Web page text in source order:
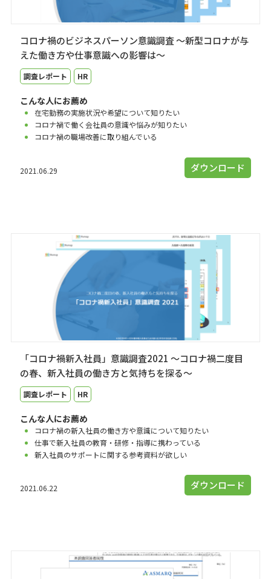
コロナ禍のビジネスパーソン意識調査 ～新型コロナが与
えた働き方や仕事意識への影響は～
調査レポート HR
こんな人にお薦め
在宅勤務の実施状況や希望について知りたい
コロナ禍で働く会社員の意識や悩みが知りたい
コロナ禍の職場改善に取り組んでいる
2021.06.29 ダウンロード
「コロナ禍新入社員」意識調査2021 ～コロナ禍二度目
の春、新入社員の働き方と気持ちを探る～
調査レポート HR
こんな人にお薦め
コロナ禍の新入社員の働き方や意識について知りたい
仕事で新入社員の教育・研修・指導に携わっている
新入社員のサポートに関する参考資料が欲しい
2021.06.22 ダウンロード